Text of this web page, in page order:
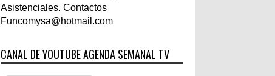
Asistenciales. Contactos
Funcomysa@hotmail.com
CANAL DE YOUTUBE AGENDA SEMANAL TV